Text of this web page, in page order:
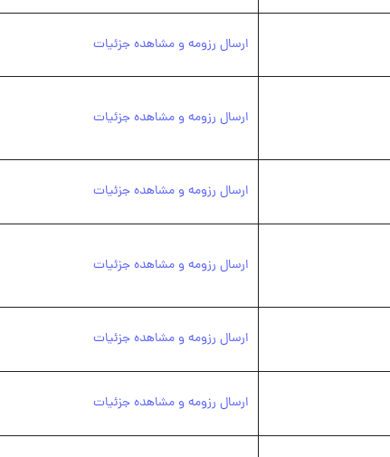
ارسال رزومه و مشاهده جزئیات
ارسال رزومه و مشاهده جزئیات
ارسال رزومه و مشاهده جزئیات
ارسال رزومه و مشاهده جزئیات
ارسال رزومه و مشاهده جزئیات
ارسال رزومه و مشاهده جزئیات